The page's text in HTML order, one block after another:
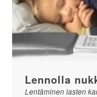
Lennolla
Lentäminen lasten